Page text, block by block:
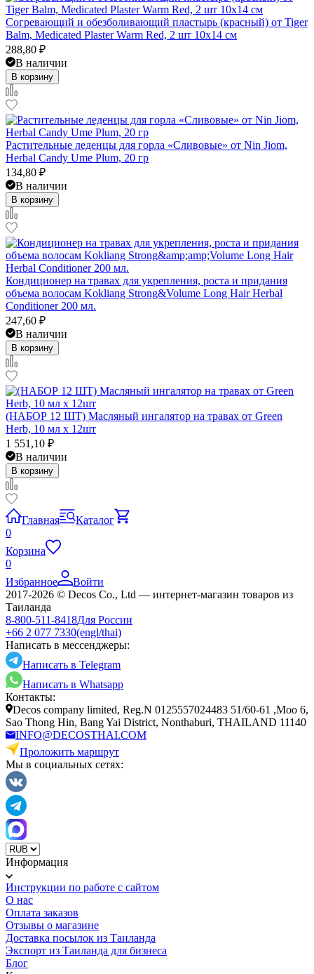
Согревающий и обезболивающий пластырь (красный) от Tiger
Balm, Medicated Plaster Warm Red, 2 шт 10x14 см
288,80 ₽
В наличии
В корзину
Растительные леденцы для горла «Сливовые» от Nin Jiom,
Herbal Candy Ume Plum, 20 гр
134,80 ₽
В наличии
В корзину
Кондиционер на травах для укрепления, роста и придания
объема волосам Kokliang Strong&Volume Long Hair Herbal
Conditioner 200 мл.
247,60 ₽
В наличии
В корзину
(НАБОР 12 ШТ) Масляный ингалятор на травах от Green
Herb, 10 мл x 12шт
1 551,10 ₽
В наличии
В корзину
Главная
Каталог
0
Корзина
0
Избранное
Войти
2017-2026 © Decos Co., Ltd — интернет-магазин товаров из
Таиланда
8-800-511-8418Для России
+66 2 077 7330(engl/thai)
Написать в мессенджеры:
Написать в Telegram
Написать в Whatsapp
Контакты:
Decos company limited, Reg.N 0125557024483 51/60-61 ,Moo 6,
Sao Thong Hin, Bang Yai District, Nonthaburi, THAILAND 11140
INFO@DECOSTHAI.COM
Проложить маршрут
Мы в социальных сетях:
Информация
Инструкции по работе с сайтом
О нас
Оплата заказов
Отзывы о магазине
Доставка посылок из Таиланда
Экспорт из Таиланда для бизнеса
Блог